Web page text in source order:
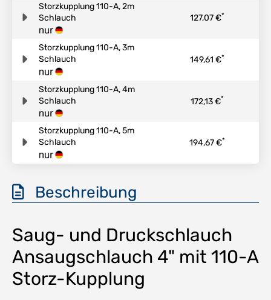
Storzkupplung 110-A, 2m
Schlauch
127,07 €*
Storzkupplung 110-A, 3m
Schlauch
149,61 €*
Storzkupplung 110-A, 4m
Schlauch
172,13 €*
Storzkupplung 110-A, 5m
Schlauch
194,67 €*
Beschreibung
Saug- und Druckschlauch
Ansaugschlauch 4" mit 110-A
Storz-Kupplung